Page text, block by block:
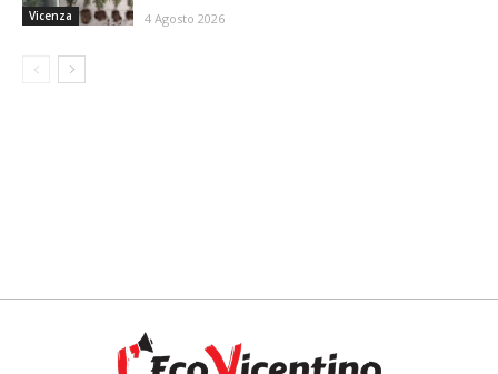
Vicenza 4 Agosto 2026